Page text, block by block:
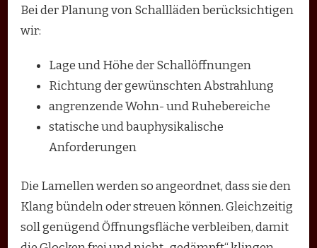
Bei der Planung von Schallläden berücksichtigen
wir:
Lage und Höhe der Schallöffnungen
Richtung der gewünschten Abstrahlung
angrenzende Wohn- und Ruhebereiche
statische und bauphysikalische
Anforderungen
Die Lamellen werden so angeordnet, dass sie den
Klang bündeln oder streuen können. Gleichzeitig
soll genügend Öffnungsfläche verbleiben, damit